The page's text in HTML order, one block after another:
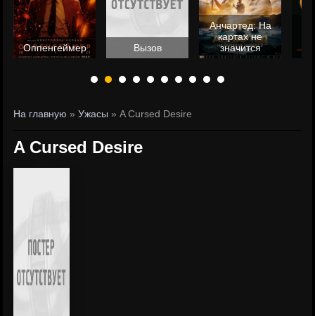
Оппенгеймер Вызов
Анчартед: На
картах не
значится
На главную »Ужасы » A Cursed Desire
A Cursed Desire